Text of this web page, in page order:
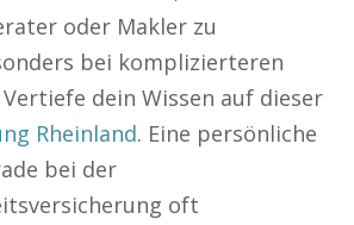
oder Makler zu
bei komplizierteren
dein Wissen auf dieser
Rheinland. Eine persönliche
bei der
oft